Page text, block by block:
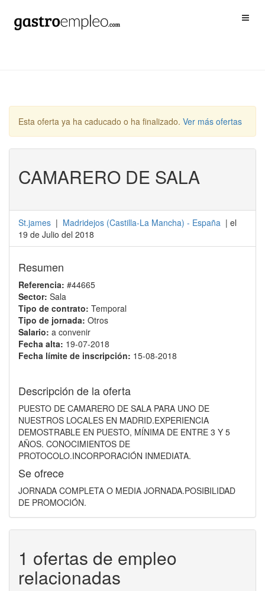
Esta oferta ya ha caducado o ha finalizado. Ver más ofertas
CAMARERO DE SALA
St.james | Madridejos (Castilla-La Mancha) - España | el
19 de Julio del 2018
Resumen
Referencia: #44665
Sector: Sala
Tipo de contrato: Temporal
Tipo de jornada: Otros
Salario: a convenir
Fecha alta: 19-07-2018
Fecha límite de inscripción: 15-08-2018
Descripción de la oferta
PUESTO DE CAMARERO DE SALA PARA UNO DE
NUESTROS LOCALES EN MADRID.EXPERIENCIA
DEMOSTRABLE EN PUESTO, MÍNIMA DE ENTRE 3 Y 5
AÑOS. CONOCIMIENTOS DE
PROTOCOLO.INCORPORACIÓN INMEDIATA.
Se ofrece
JORNADA COMPLETA O MEDIA JORNADA.POSIBILIDAD
DE PROMOCIÓN.
1 ofertas de empleo
relacionadas